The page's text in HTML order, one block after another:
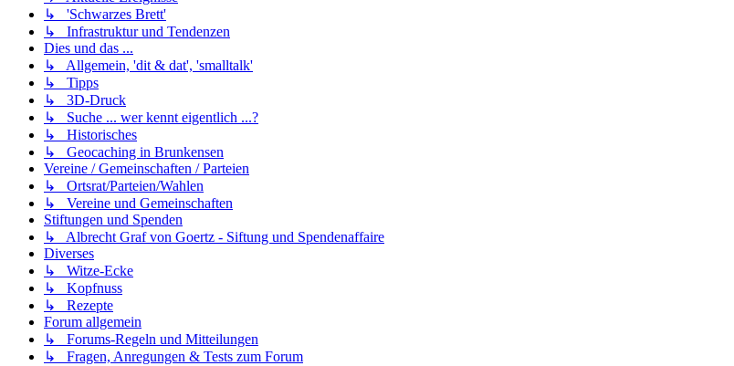
↳ 'Schwarzes Brett'
↳ Infrastruktur und Tendenzen
Dies und das ...
↳ Allgemein, 'dit & dat', 'smalltalk'
↳ Tipps
↳ 3D-Druck
↳ Suche ... wer kennt eigentlich ...?
↳ Historisches
↳ Geocaching in Brunkensen
Vereine / Gemeinschaften / Parteien
↳ Ortsrat/Parteien/Wahlen
↳ Vereine und Gemeinschaften
Stiftungen und Spenden
↳ Albrecht Graf von Goertz - Siftung und Spendenaffaire
Diverses
↳ Witze-Ecke
↳ Kopfnuss
↳ Rezepte
Forum allgemein
↳ Forums-Regeln und Mitteilungen
↳ Fragen, Anregungen & Tests zum Forum